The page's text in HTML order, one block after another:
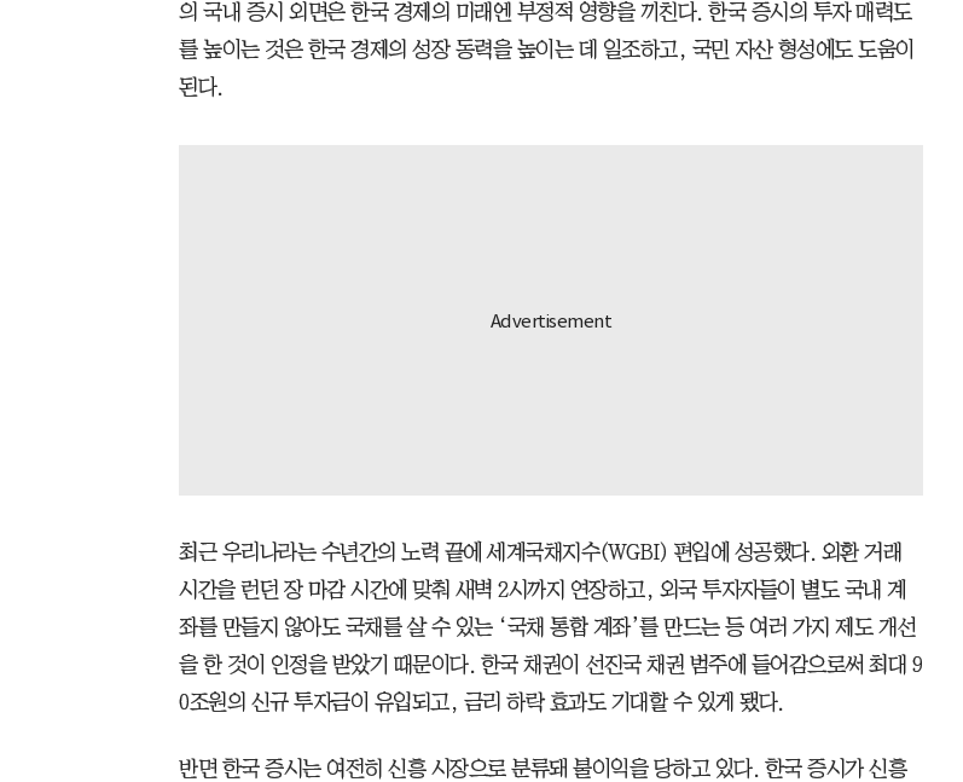
의 국내 증시 외면은 한국 경제의 미래엔 부정적 영향을 끼친다. 한국 증시의 투자 매력도
를 높이는 것은 한국 경제의 성장 동력을 높이는 데 일조하고, 국민 자산 형성에도 도움이
된다.
최근 우리나라는 수년간의 노력 끝에 세계국채지수(WGBI) 편입에 성공했다. 외환 거래
시간을 런던 장 마감 시간에 맞춰 새벽 2시까지 연장하고, 외국 투자자들이 별도 국내 계
좌를 만들지 않아도 국채를 살 수 있는 ‘국채 통합 계좌’를 만드는 등 여러 가지 제도 개선
을 한 것이 인정을 받았기 때문이다. 한국 채권이 선진국 채권 범주에 들어감으로써 최대 9
0조원의 신규 투자금이 유입되고, 금리 하락 효과도 기대할 수 있게 됐다.
반면 한국 증시는 여전히 신흥 시장으로 분류돼 불이익을 당하고 있다. 한국 증시가 신흥